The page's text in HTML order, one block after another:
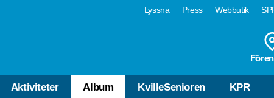
Lyssna Press Webbutik
Aktiviteter Album KvilleSenioren KPR